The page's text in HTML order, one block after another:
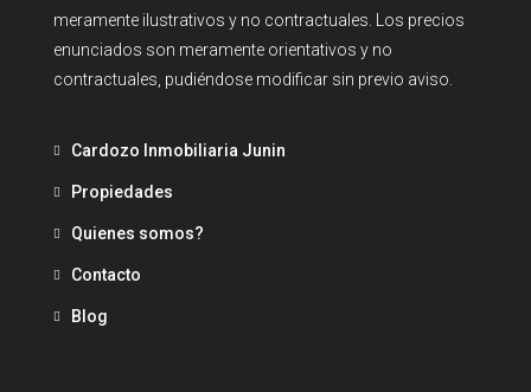
meramente ilustrativos y no contractuales. Los precios
enunciados son meramente orientativos y no
contractuales, pudiéndose modificar sin previo aviso.
Cardozo Inmobiliaria Junin
Propiedades
Quienes somos?
Contacto
Blog